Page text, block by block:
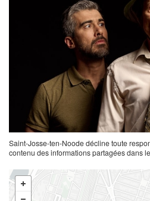
Saint-Josse-ten-Noode décline toute
contenu des informations partagées dans